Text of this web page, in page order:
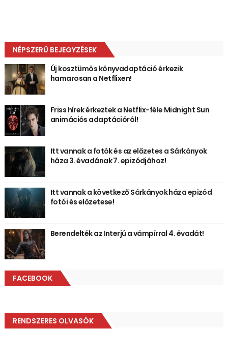
NÉPSZERŰ BEJEGYZÉSEK
Új kosztümös könyvadaptáció érkezik
hamarosan a Netflixen!
Friss hírek érkeztek a Netflix-féle Midnight Sun
animációs adaptációról!
Itt vannak a fotók és az előzetes a Sárkányok
háza 3. évadának 7. epizódjához!
Itt vannak a következő Sárkányok háza epizód
fotói és előzetese!
Berendelték az Interjú a vámpírral 4. évadát!
FACEBOOK
RENDSZERES OLVASÓK